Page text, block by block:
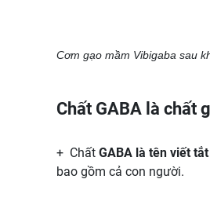
Cơm gạo mầm Vibigaba sau
Chất GABA là chất
+ ChấtGABA là tên viết
bao gồm cả con người.